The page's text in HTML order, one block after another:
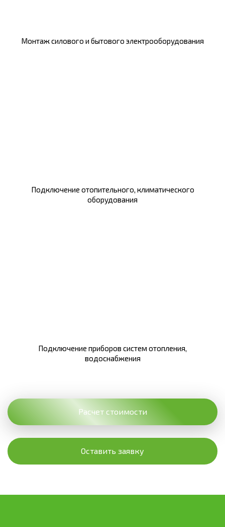
Монтаж силового и бытового электрооборудования
Подключение отопительного, климатического
оборудования
Подключение приборов систем отопления,
водоснабжения
Расчет стоимости
Оставить заявку